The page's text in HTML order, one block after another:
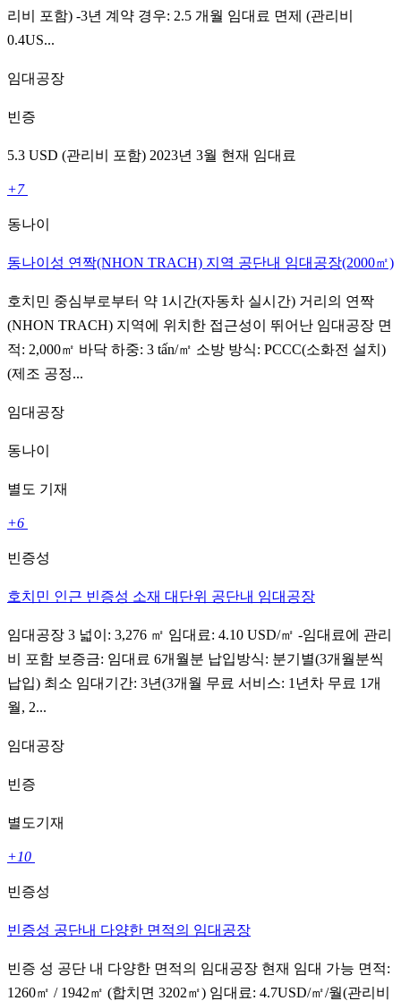
리비 포함) -3년 계약 경우: 2.5 개월 임대료 면제 (관리비
0.4US...
임대공장
빈증
5.3 USD (관리비 포함) 2023년 3월 현재 임대료
+7
동나이
동나이성 연짝(NHON TRACH) 지역 공단내 임대공장(2000㎡)
호치민 중심부로부터 약 1시간(자동차 실시간) 거리의 연짝
(NHON TRACH) 지역에 위치한 접근성이 뛰어난 임대공장 면
적: 2,000㎡ 바닥 하중: 3 tấn/㎡ 소방 방식: PCCC(소화전 설치)
(제조 공정...
임대공장
동나이
별도 기재
+6
빈증성
호치민 인근 빈증성 소재 대단위 공단내 임대공장
임대공장 3 넓이: 3,276 ㎡ 임대료: 4.10 USD/㎡ -임대료에 관리
비 포함 보증금: 임대료 6개월분 납입방식: 분기별(3개월분씩
납입) 최소 임대기간: 3년(3개월 무료 서비스: 1년차 무료 1개
월, 2...
임대공장
빈증
별도기재
+10
빈증성
빈증성 공단내 다양한 면적의 임대공장
빈증 성 공단 내 다양한 면적의 임대공장 현재 임대 가능 면적:
1260㎡ / 1942㎡ (합치면 3202㎡) 임대료: 4.7USD/㎡/월(관리비